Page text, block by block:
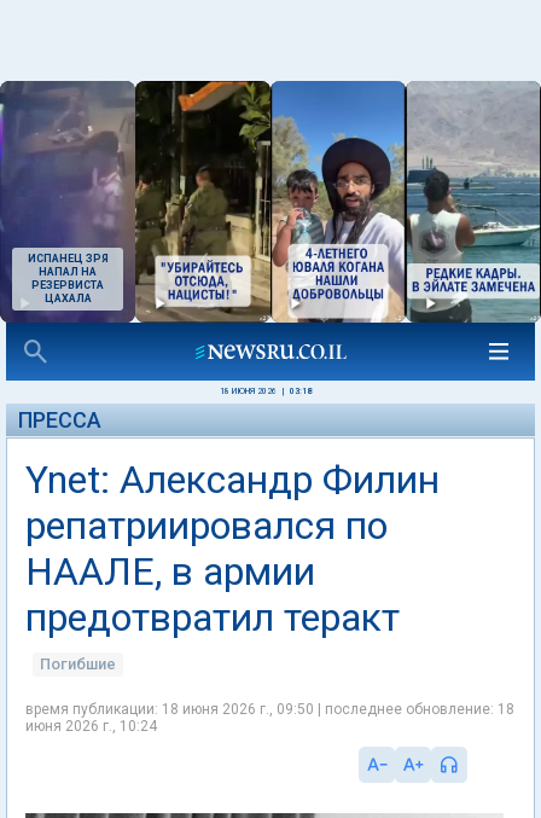
ИСПАНЕЦ ЗРЯ
НАПАЛ НА
РЕЗЕРВИСТА
ЦАХАЛА
18 ИЮНЯ 2026 03:18
ПРЕССА
Ynet: Александр Филин
репатриировался по
НААЛЕ, в армии
предотвратил теракт
Погибшие
время публикации: 18 июня 2026 г., 09:50 | последнее обновление: 18
июня 2026 г., 10:24